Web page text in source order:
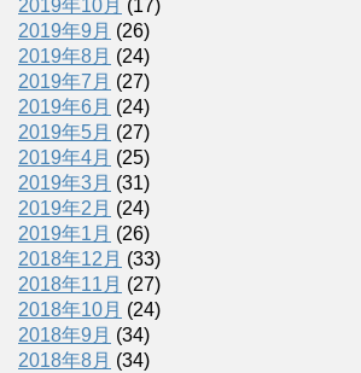
2019年10月 (17)
2019年9月 (26)
2019年8月 (24)
2019年7月 (27)
2019年6月 (24)
2019年5月 (27)
2019年4月 (25)
2019年3月 (31)
2019年2月 (24)
2019年1月 (26)
2018年12月 (33)
2018年11月 (27)
2018年10月 (24)
2018年9月 (34)
2018年8月 (34)